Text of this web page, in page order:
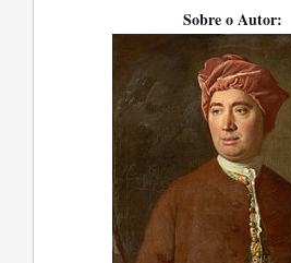
Sobre o Autor: